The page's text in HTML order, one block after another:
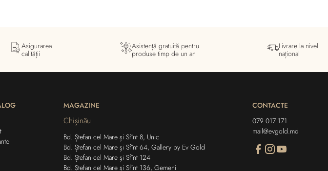
Asigurarea
calității
Asistență gratuită pentru
produse timp de un an
Livrare la nivel
național
MAGAZINE
Chișinău
Bd. Ștefan cel Mare și Sfînt 8, Unic
Bd. Ștefan cel Mare și Sfînt 64, Gallery by Ev Gold
Bd. Ștefan cel Mare și Sfînt 124
Bd. Ștefan cel Mare și Sfînt 136, Gemeni
CONTACTE
079 017 171
mail@evgold.md